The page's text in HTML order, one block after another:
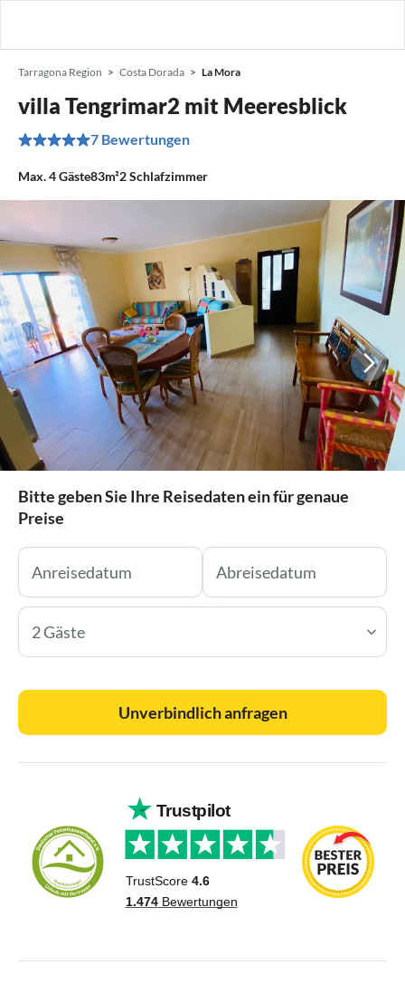
Tarragona Region Costa Dorada La Mora
villa Tengrimar2 mit Meeresblick
7 Bewertungen
Max.4Gäste83m²2Schlafzimmer
Bitte geben Sie Ihre Reisedaten ein für genaue
Preise
2 Gäste
Unverbindlich anfragen